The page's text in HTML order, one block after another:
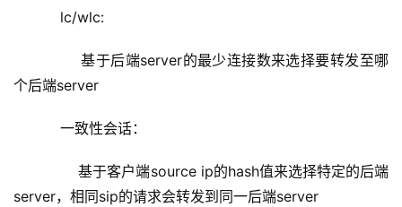
lc/wlc:
基于后端server的最少连接数来选择要转发至哪
个后端server
一致性会话：
基于客户端source ip的hash值来选择特定的后端
server，相同sip的请求会转发到同一后端server